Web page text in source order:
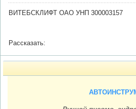
ВИТЕБСКЛИФТ ОАО УНП 300003157
Рассказать: